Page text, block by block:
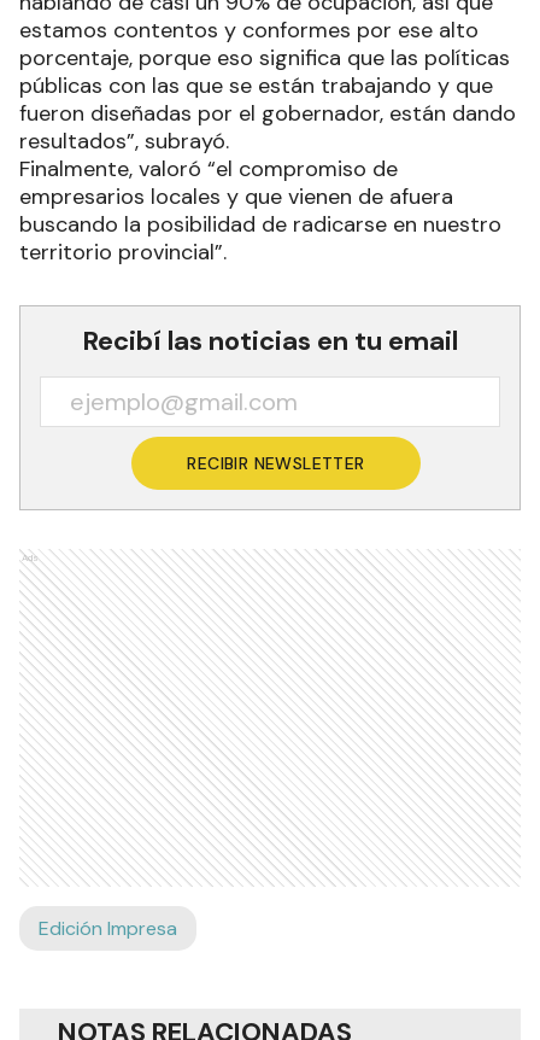
estamos contentos y conformes por ese alto
porcentaje, porque eso significa que las políticas
públicas con las que se están trabajando y que
fueron diseñadas por el gobernador, están dando
resultados”, subrayó.
Finalmente, valoró “el compromiso de
empresarios locales y que vienen de afuera
buscando la posibilidad de radicarse en nuestro
territorio provincial”.
Recibí las noticias en tu email
RECIBIR NEWSLETTER
Ads
Edición Impresa
NOTAS RELACIONADAS